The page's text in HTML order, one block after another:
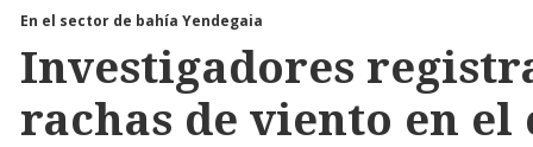
En el sector de bahía Yendegaia
Investigadores
rachas de viento en el